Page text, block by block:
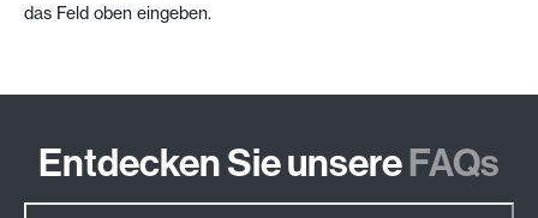
das Feld oben eingeben.
Entdecken Sie unsereFAQs